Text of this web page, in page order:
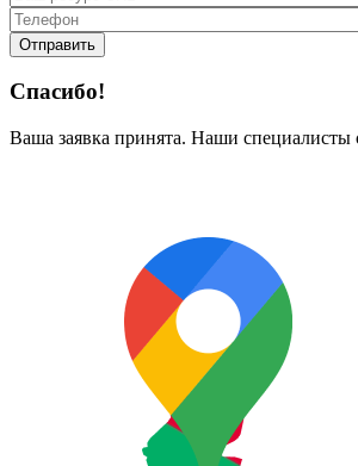
Спасибо!
Ваша заявка принята. Наши